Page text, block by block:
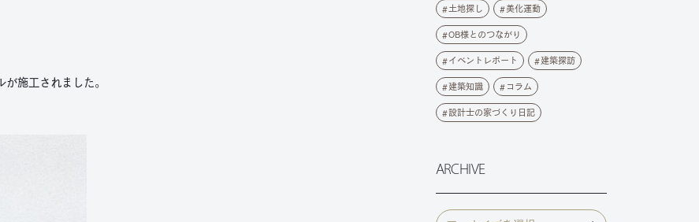
施工されました。
土地探し 美化運動
OB様とのつながり
イベントレポート 建築探訪
建築知識 コラム
設計士の家づくり日記
ARCHIVE